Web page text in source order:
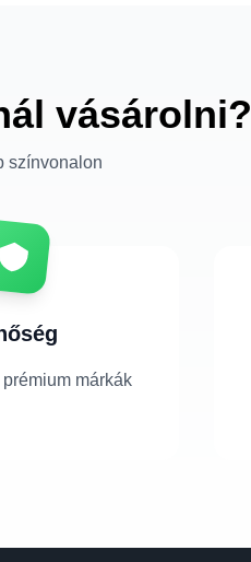
vásárolni?
színvonalon
márkák